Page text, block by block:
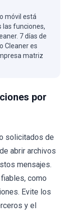
móvil está
las funciones,
7 días de
Cleaner es
matriz
por
solicitados de
abrir archivos
mensajes.
como
Evite los
y el